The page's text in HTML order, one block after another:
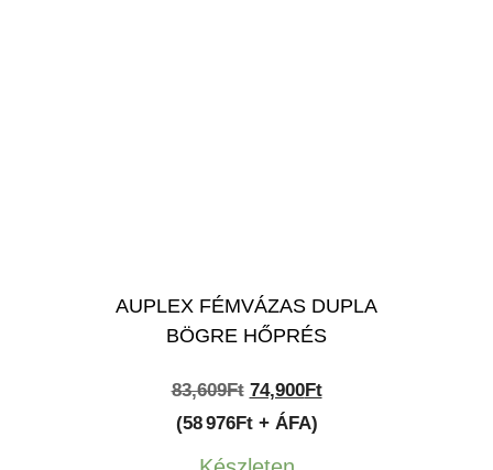
AUPLEX FÉMVÁZAS DUPLA
BÖGRE HŐPRÉS
83,609Ft Original
price
was:
74,900FtCurrent
(58 976Ft + ÁFA)